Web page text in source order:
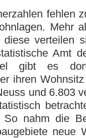
fehlen
Mehr
verteilen
Amt
gibt es
ihren
und 6.803
So nahm die
neue